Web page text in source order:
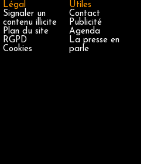
Légal
Signaler un
contenu illicite
Plan du site
RGPD
Cookies
Utiles
Contact
Publicité
Agenda
La presse en
parle